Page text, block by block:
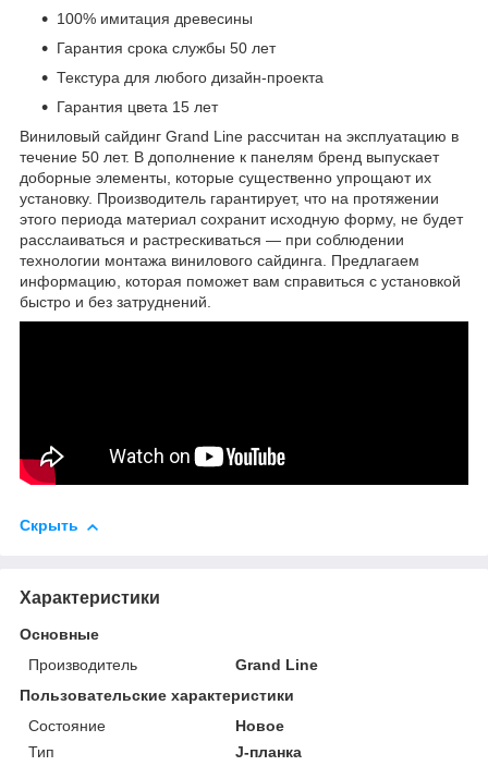
100% имитация древесины
Гарантия срока службы 50 лет
Текстура для любого дизайн-проекта
Гарантия цвета 15 лет
Виниловый сайдинг Grand Line рассчитан на эксплуатацию в
течение 50 лет. В дополнение к панелям бренд выпускает
доборные элементы, которые существенно упрощают их
установку. Производитель гарантирует, что на протяжении
этого периода материал сохранит исходную форму, не будет
расслаиваться и растрескиваться — при соблюдении
технологии монтажа винилового сайдинга. Предлагаем
информацию, которая поможет вам справиться с установкой
быстро и без затруднений.
Скрыть
Характеристики
Основные
Производитель
Grand Line
Пользовательские характеристики
Состояние
Новое
Тип
J-планка